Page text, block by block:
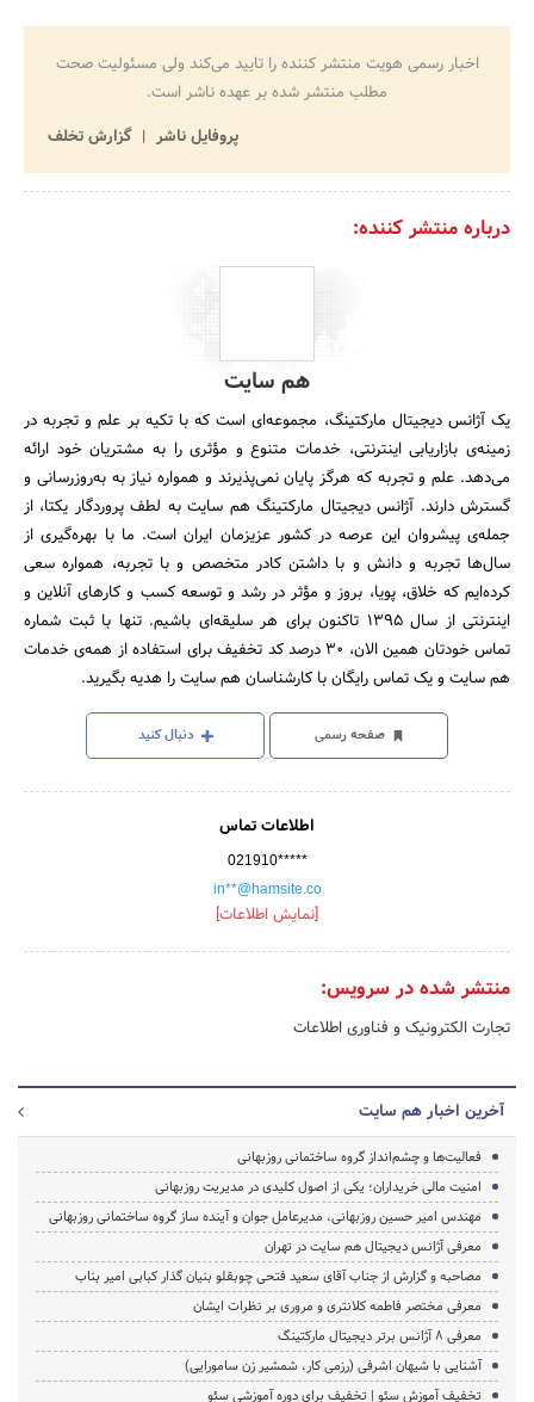
اخبار رسمی هویت منتشر کننده را تایید می‌کند ولی مسئولیت صحت
مطلب منتشر شده بر عهده ناشر است.
پروفایل ناشر
گزارش تخلف
درباره منتشر کننده:
هم سایت
یک آژانس دیجیتال مارکتینگ، مجموعه‌ای است که با تکیه بر علم و تجربه در
زمینه‌ی بازاریابی اینترنتی، خدمات متنوع و مؤثری را به مشتریان خود ارائه
می‌دهد. علم و تجربه که هرگز پایان نمی‌پذیرند و همواره نیاز به به‌روزرسانی و
گسترش دارند. آژانس دیجیتال مارکتینگ هم سایت به لطف پروردگار یکتا، از
جمله‌ی پیشروان این عرصه در کشور عزیزمان ایران است. ما با بهره‌گیری از
سال‌ها تجربه و دانش و با داشتن کادر متخصص و با تجربه، همواره سعی
کرده‌ایم که خلاق، پویا، بروز و مؤثر در رشد و توسعه کسب و کارهای آنلاین و
اینترنتی از سال ۱۳۹۵ تاکنون برای هر سلیقه‌ای باشیم. تنها با ثبت شماره
تماس خودتان همین الان، 30 درصد کد تخفیف برای استفاده از همه‌ی خدمات
هم سایت و یک تماس رایگان با کارشناسان هم سایت را هدیه بگیرید.
صفحه رسمی دنبال کنید
اطلاعات تماس
021910*****
in**@hamsite.co
[نمایش اطلاعات]
منتشر شده در سرویس:
تجارت الکترونیک و فناوری اطلاعات
آخرین اخبار هم سایت
فعالیت‌ها و چشم‌انداز گروه ساختمانی روزبهانی
امنیت مالی خریداران؛ یکی از اصول کلیدی در مدیریت روزبهانی
مهندس امیر حسین روزبهانی، مدیرعامل جوان و آینده ساز گروه ساختمانی روزبهانی
معرفی آژانس دیجیتال هم سایت در تهران
مصاحبه و گزارش از جناب آقای سعید فتحی چوبقلو بنیان گذار کبابی امیر بناب
معرفی مختصر فاطمه کلانتری و مروری بر نظرات ایشان
معرفی 8 آژانس برتر دیجیتال مارکتینگ
آشنایی با شیهان اشرفی (رزمی کار، شمشیر زن سامورایی)
تخفیف آموزش سئو | تخفیف برای دوره آموزشی سئو